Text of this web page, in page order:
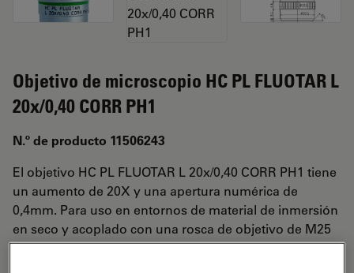
Objetivo de microscopio HC PL FLUOTAR L
20x/0,40 CORR PH1
N.º de producto 11506243
El objetivo HC PL FLUOTAR L 20x/0,40 CORR PH1 tiene
un aumento de 20X y una apertura numérica de
0,4mm. Para uso en entornos de material de inmersión
en seco y acoplado con una rosca de objetivo de M25
con una distancia de trabajo libre de 7,5-6,2 mm y un